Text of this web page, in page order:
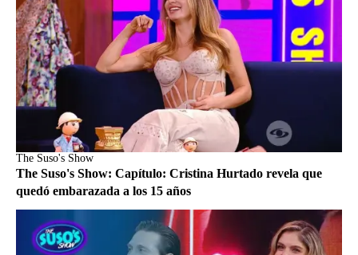
The Suso's Show
The Suso's Show: Capítulo: Cristina Hurtado revela que
quedó embarazada a los 15 años